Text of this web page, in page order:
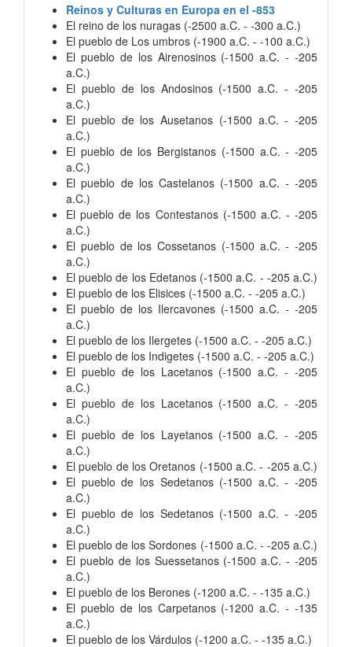
Reinos y Culturas en Europa en el -853
El reino de los nuragas (-2500 a.C. - -300 a.C.)
El pueblo de Los umbros (-1900 a.C. - -100 a.C.)
El pueblo de los Airenosinos (-1500 a.C. - -205
a.C.)
El pueblo de los Andosinos (-1500 a.C. - -205
a.C.)
El pueblo de los Ausetanos (-1500 a.C. - -205
a.C.)
El pueblo de los Bergistanos (-1500 a.C. - -205
a.C.)
El pueblo de los Castelanos (-1500 a.C. - -205
a.C.)
El pueblo de los Contestanos (-1500 a.C. - -205
a.C.)
El pueblo de los Cossetanos (-1500 a.C. - -205
a.C.)
El pueblo de los Edetanos (-1500 a.C. - -205 a.C.)
El pueblo de los Elisices (-1500 a.C. - -205 a.C.)
El pueblo de los Ilercavones (-1500 a.C. - -205
a.C.)
El pueblo de los Ilergetes (-1500 a.C. - -205 a.C.)
El pueblo de los Indigetes (-1500 a.C. - -205 a.C.)
El pueblo de los Lacetanos (-1500 a.C. - -205
a.C.)
El pueblo de los Lacetanos (-1500 a.C. - -205
a.C.)
El pueblo de los Layetanos (-1500 a.C. - -205
a.C.)
El pueblo de los Oretanos (-1500 a.C. - -205 a.C.)
El pueblo de los Sedetanos (-1500 a.C. - -205
a.C.)
El pueblo de los Sedetanos (-1500 a.C. - -205
a.C.)
El pueblo de los Sordones (-1500 a.C. - -205 a.C.)
El pueblo de los Suessetanos (-1500 a.C. - -205
a.C.)
El pueblo de los Berones (-1200 a.C. - -135 a.C.)
El pueblo de los Carpetanos (-1200 a.C. - -135
a.C.)
El pueblo de los Várdulos (-1200 a.C. - -135 a.C.)